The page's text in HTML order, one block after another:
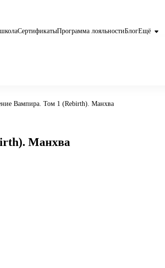
СертификатыПрограмма лояльностиБлогЕщё
Вампира. Том 1 (Rebirth). Манхва
Манхва